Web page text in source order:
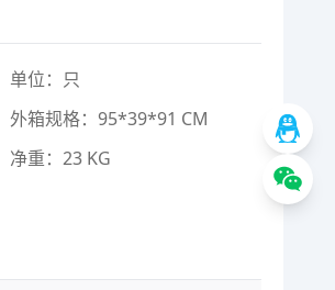
单位：只
外箱规格：95*39*91 CM
净重：23 KG